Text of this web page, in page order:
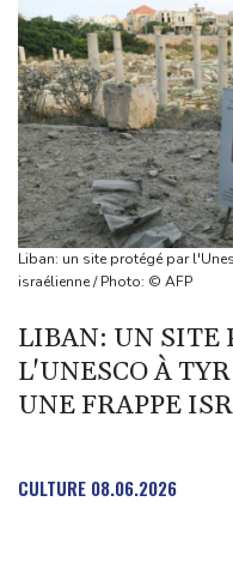
Vaste feu de forêt dans
d'urgence déclaré
L'Indonésie saisit 1,3
prises jamais réalisées
L'auteur de la tuerie en
carabine à air comprimé
Hong Kong enregistre
Des échanges de
Russie
Les éclipses, une
Japon: 81 ans après
nucléaire vacille
Aux Etats-Unis, la colère
Liban: un site protégé par
israélienne / Photo: © AFP
LIBAN: UN SITE
L'UNESCO À
UNE FRAPPE
CULTURE 08.06.2026